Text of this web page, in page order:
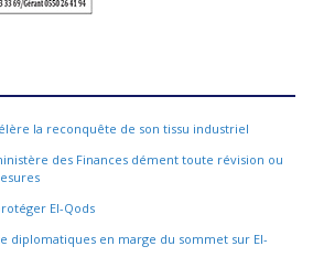
la reconquête de son tissu industriel
des Finances dément toute révision ou
El-Qods
diplomatiques en marge du sommet sur El-